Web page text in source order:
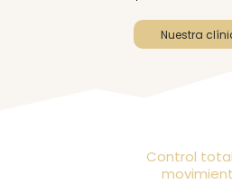
Nuestra
Control